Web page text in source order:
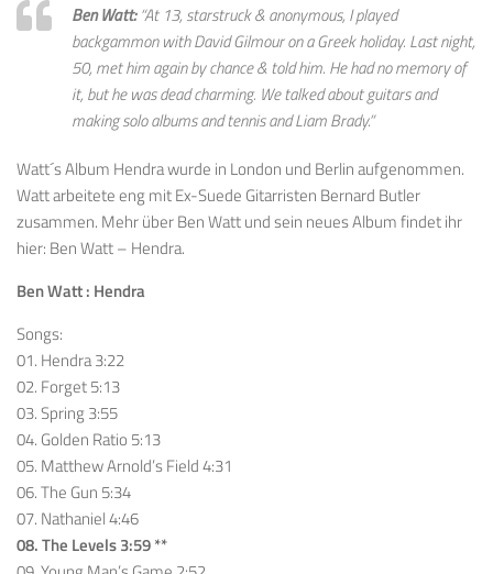
Ben Watt:“At 13, starstruck & anonymous, I played
backgammon with David Gilmour on a Greek holiday. Last night,
50, met him again by chance & told him. He had no memory of
it, but he was dead charming. We talked about guitars and
making solo albums and tennis and Liam Brady.”
Watt´s Album Hendra wurde in London und Berlin aufgenommen.
Watt arbeitete eng mit Ex-Suede Gitarristen Bernard Butler
zusammen. Mehr über Ben Watt und sein neues Album findet ihr
hier: Ben Watt – Hendra.
Ben Watt : Hendra
Songs:
01. Hendra 3:22
02. Forget 5:13
03. Spring 3:55
04. Golden Ratio 5:13
05. Matthew Arnold’s Field 4:31
06. The Gun 5:34
07. Nathaniel 4:46
08. The Levels 3:59 **